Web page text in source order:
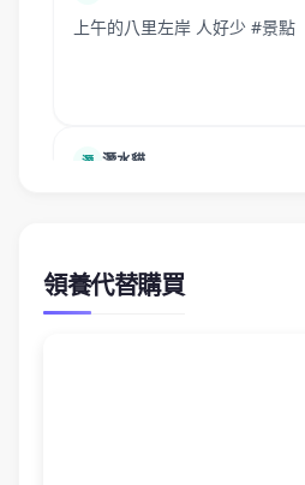
領養代替購買